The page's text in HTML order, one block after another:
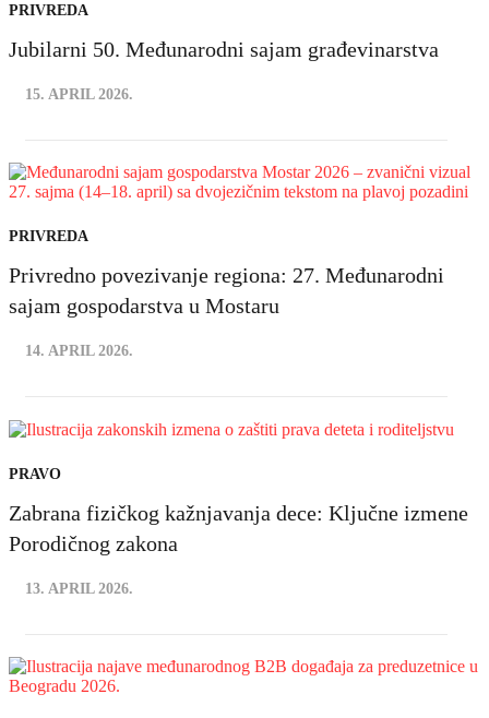
PRIVREDA
Jubilarni 50. Međunarodni sajam građevinarstva
15. APRIL 2026.
PRIVREDA
Privredno povezivanje regiona: 27. Međunarodni
sajam gospodarstva u Mostaru
14. APRIL 2026.
PRAVO
Zabrana fizičkog kažnjavanja dece: Ključne izmene
Porodičnog zakona
13. APRIL 2026.